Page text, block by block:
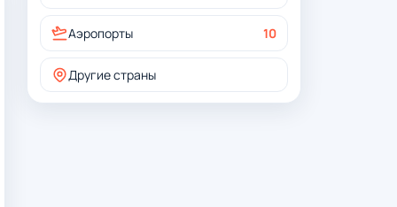
Аэропорты 10
Другие страны